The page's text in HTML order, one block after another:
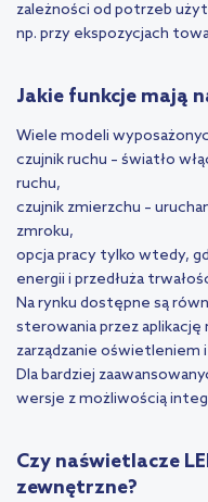
zależności od potrzeb
np. przy ekspozycjach
Jakie funkcje mają
Wiele modeli
czujnik ruchu – światło
ruchu,
czujnik zmierzchu –
zmroku,
opcja pracy tylko wtedy,
energii i przedłuża
Na rynku dostępne są
sterowania przez aplikację
zarządzanie oświetleniem
Dla bardziej
wersje z możliwością
Czy naświetlacze
zewnętrzne?